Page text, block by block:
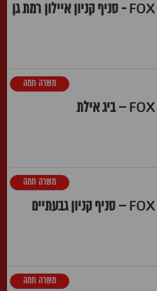
משרה חמה
משרה חמה
משרה חמה